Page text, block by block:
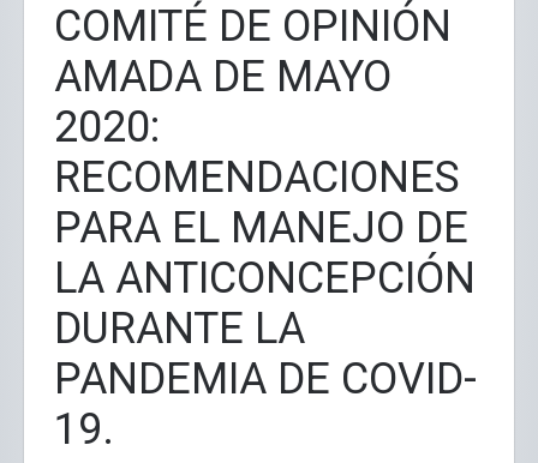
COMITÉ DE OPINIÓN
AMADA DE MAYO
2020:
RECOMENDACIONES
PARA EL MANEJO DE
LA ANTICONCEPCIÓN
DURANTE LA
PANDEMIA DE COVID-
19.